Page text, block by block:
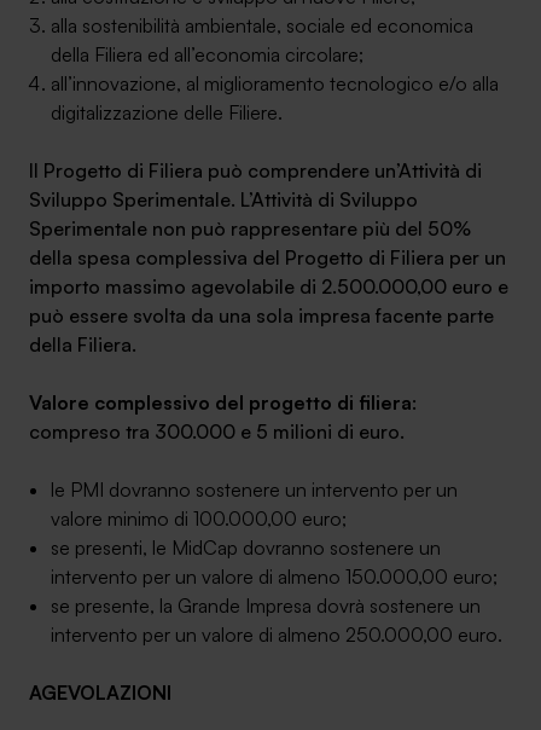
alla sostenibilità ambientale, sociale ed economica
della Filiera ed all’economia circolare;
all’innovazione, al miglioramento tecnologico e/o alla
digitalizzazione delle Filiere.
Il Progetto di Filiera può comprendere un’Attività di
Sviluppo Sperimentale. L’Attività di Sviluppo
Sperimentale non può rappresentare più del 50%
della spesa complessiva del Progetto di Filiera per un
importo massimo agevolabile di 2.500.000,00 euro e
può essere svolta da una sola impresa facente parte
della Filiera.
Valore complessivo del progetto di filiera:
compreso tra 300.000 e 5 milioni di euro.
le PMI dovranno sostenere un intervento per un
valore minimo di 100.000,00 euro;
se presenti, le MidCap dovranno sostenere un
intervento per un valore di almeno 150.000,00 euro;
se presente, la Grande Impresa dovrà sostenere un
intervento per un valore di almeno 250.000,00 euro.
AGEVOLAZIONI